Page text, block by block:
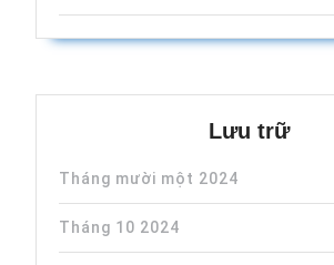
Lưu trữ
Tháng mười một 2024
Tháng 10 2024